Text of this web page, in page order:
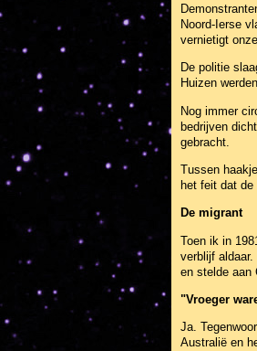
Noord-Ierse
vernietigt
De politie
Huizen
Nog immer
bedrijven
gebracht.
Tussen
het feit dat de
De migrant
Toen ik in
verblijf
en stelde aan
"Vroeger
Ja.
Australië en